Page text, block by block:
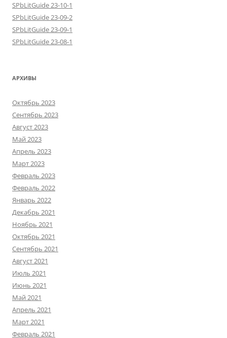
SPbLitGuide 23-10-1
SPbLitGuide 23-09-2
SPbLitGuide 23-09-1
SPbLitGuide 23-08-1
АРХИВЫ
Октябрь 2023
Сентябрь 2023
Август 2023
Май 2023
Апрель 2023
Март 2023
Февраль 2023
Февраль 2022
Январь 2022
Декабрь 2021
Ноябрь 2021
Октябрь 2021
Сентябрь 2021
Август 2021
Июль 2021
Июнь 2021
Май 2021
Апрель 2021
Март 2021
Февраль 2021